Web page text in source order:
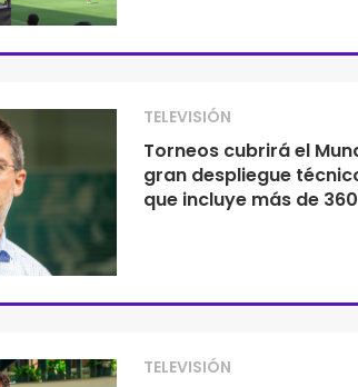
TELEVISIÓN
Torneos cubrirá el
gran despliegue
que incluye más de
TELEVISIÓN